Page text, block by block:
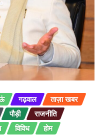
गढ़वाल
ताज़ा खबर
पौड़ी
राजनीति
विविध होम